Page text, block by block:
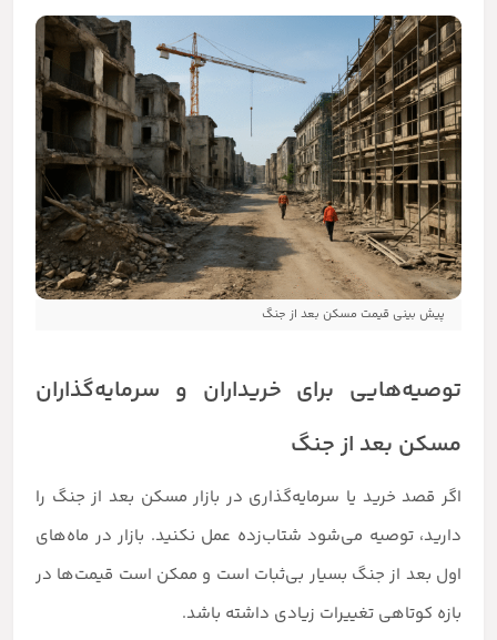
پیش بینی قیمت مسکن بعد از جنگ
توصیه‌هایی برای خریداران و سرمایه‌گذاران
مسکن بعد از جنگ
اگر قصد خرید یا سرمایه‌گذاری در بازار مسکن بعد از جنگ را
دارید، توصیه می‌شود شتاب‌زده عمل نکنید. بازار در ماه‌های
اول بعد از جنگ بسیار بی‌ثبات است و ممکن است قیمت‌ها در
بازه کوتاهی تغییرات زیادی داشته باشد.